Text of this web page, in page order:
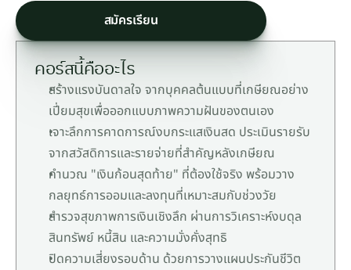
สมัครเรียน
คอร์สนี้คืออะไร
สร้างแรงบันดาลใจ จากบุคคลต้นแบบที่เกษียณอย่าง
เปี่ยมสุขเพื่อออกแบบภาพความฝันของตนเอง
เจาะลึกการคาดการณ์งบกระแสเงินสด ประเมินรายรับ
จากสวัสดิการและรายจ่ายที่สำคัญหลังเกษียณ
คำนวณ "เงินก้อนสุดท้าย" ที่ต้องใช้จริง พร้อมวาง
กลยุทธ์การออมและลงทุนที่เหมาะสมกับช่วงวัย
สำรวจสุขภาพการเงินเชิงลึก ผ่านการวิเคราะห์งบดุล
สินทรัพย์ หนี้สิน และความมั่งคั่งสุทธิ
ปิดความเสี่ยงรอบด้าน ด้วยการวางแผนประกันชีวิต